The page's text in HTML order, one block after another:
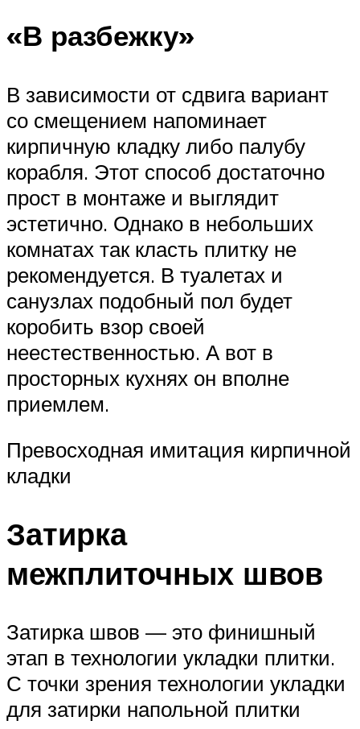
«В разбежку»
В зависимости от сдвига вариант
со смещением напоминает
кирпичную кладку либо палубу
корабля. Этот способ достаточно
прост в монтаже и выглядит
эстетично. Однако в небольших
комнатах так класть плитку не
рекомендуется. В туалетах и
санузлах подобный пол будет
коробить взор своей
неестественностью. А вот в
просторных кухнях он вполне
приемлем.
Превосходная имитация кирпичной
кладки
Затирка
межплиточных швов
Затирка швов — это финишный
этап в технологии укладки плитки.
С точки зрения технологии укладки
для затирки напольной плитки